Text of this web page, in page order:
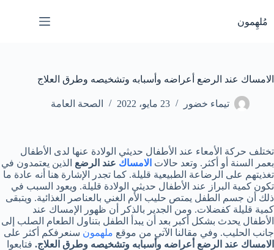
إلى
المحتوى
مُلهِمون
الامساك عند الرضع أعراضه وأسبابه وتشخيصه وطرق العلاج
تيماء خضور 23 مايو، 2022 الصحة العامة
تختلف حركة الأمعاء عند الأطفال حديثي الولادة عنها لدى الأطفال
بعمر السنة أو أكثر. وتعد حالات الامساك عند الرضع الذين يعتمدون في
تغذيتهم على الرضاعة الطبيعية قليلة. كما تجدر الإشارة هنا أنه عادة ما
تكون كمية البراز عند الأطفال حديثي الولادة قليلة. ويعود السبب في
ذلك أن جسم الطفل يمتص حليب الأم الغني بالعناصر الغذائية. ويتبقى
كمية قليلة كفضلات. ومن الجدير بالذكر أن ظهور الإمساك عند
الأطفال يحدث بشكل أكبر بعد أن يبدأ الطفل بتناول الطعام الصلب إلى
جانب الحليب. وفي مقالنا الآتي من موقع ملهمون سنعرفكم أكثر على
الامساك عند الرضع أعراضه وأسبابه وتشخيصه وطرق العلاج. فتابعوا